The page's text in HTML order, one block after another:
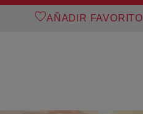
AÑADIR FAVORITO